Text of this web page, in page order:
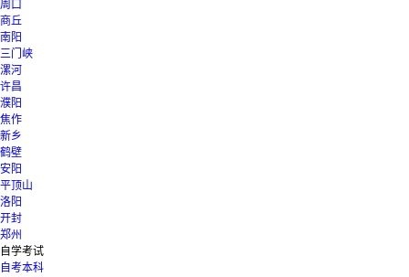
周口
商丘
南阳
三门峡
漯河
许昌
濮阳
焦作
新乡
鹤壁
安阳
平顶山
洛阳
开封
郑州
自学考试
自考本科